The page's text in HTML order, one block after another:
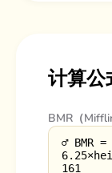
计算公
BMR（
♂ BMR
161